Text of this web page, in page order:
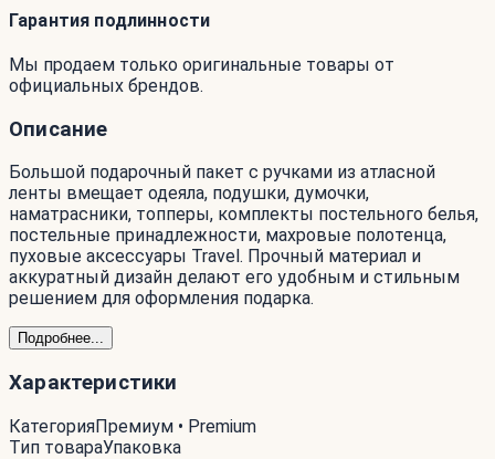
Гарантия подлинности
Мы продаем только оригинальные товары от
официальных брендов.
Описание
Большой подарочный пакет с ручками из атласной
ленты вмещает одеяла, подушки, думочки,
наматрасники, топперы, комплекты постельного белья,
постельные принадлежности, махровые полотенца,
пуховые аксессуары Travel. Прочный материал и
аккуратный дизайн делают его удобным и стильным
решением для оформления подарка.
Подробнее...
Характеристики
КатегорияПремиум • Premium
Тип товараУпаковка